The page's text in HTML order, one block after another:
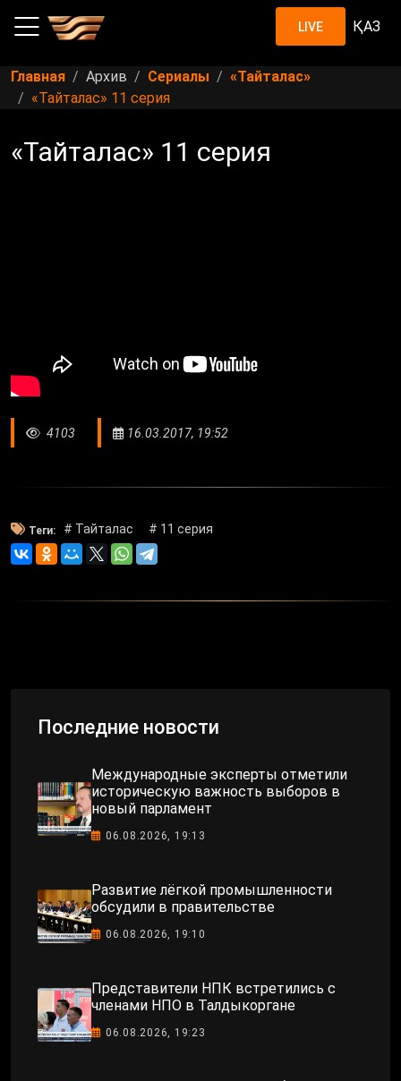
LIVE ҚАЗ
Главная Архив Сериалы
«Тайталас»
«Тайталас» 11 серия
«Тайталас» 11 серия
4103 16.03.2017, 19:52
Теги: # Тайталас # 11 серия
Последние новости
Международные эксперты отметили
историческую важность выборов в
новый парламент
06.08.2026, 19:13
Развитие лёгкой промышленности
обсудили в правительстве
06.08.2026, 19:10
Представители НПК встретились с
членами НПО в Талдыкоргане
06.08.2026, 19:23